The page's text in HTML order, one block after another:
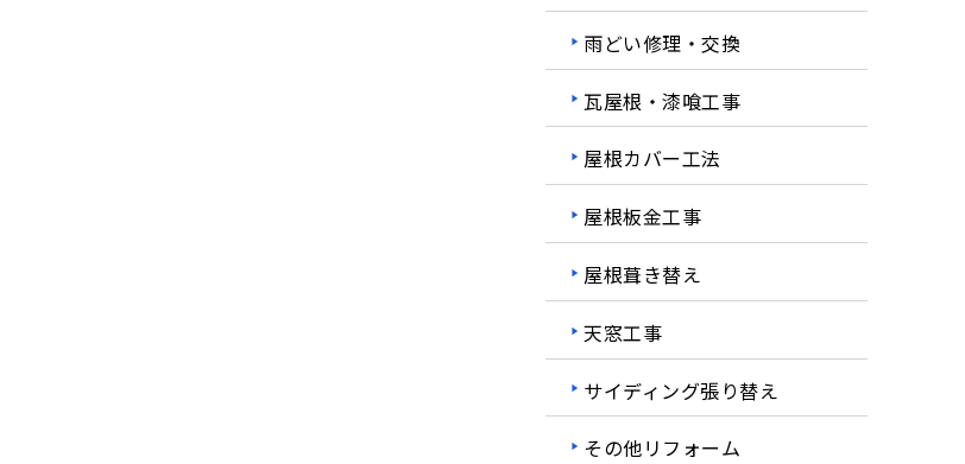
雨どい修理・交換
瓦屋根・漆喰工事
屋根カバー工法
屋根板金工事
屋根葺き替え
天窓工事
サイディング張り替え
その他リフォーム